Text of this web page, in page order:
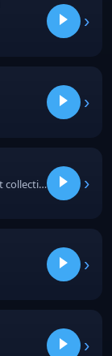
›
›
die klangunion feat. brass riot collective
›
›
›